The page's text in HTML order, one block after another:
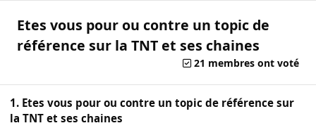
Etes vous pour ou contre un topic de
référence sur la TNT et ses chaines
21 membres ont voté
1. Etes vous pour ou contre un topic de référence sur
la TNT et ses chaines